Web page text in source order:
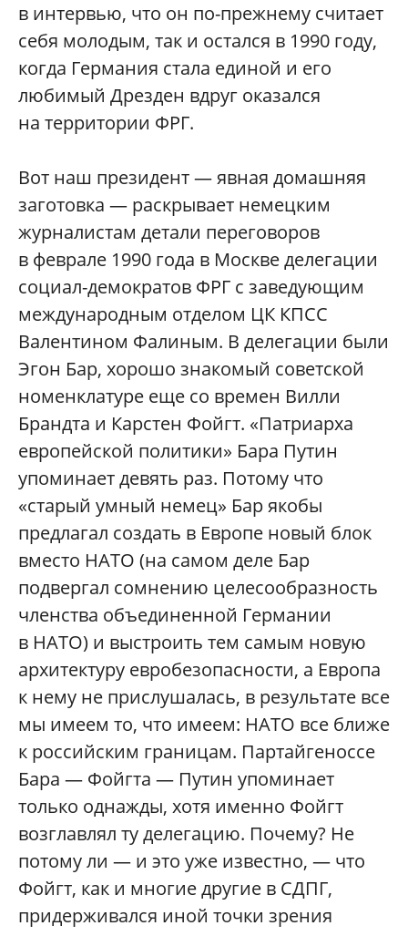
в интервью, что он по-прежнему считает
себя молодым, так и остался в 1990 году,
когда Германия стала единой и его
любимый Дрезден вдруг оказался
на территории ФРГ.
Вот наш президент — явная домашняя
заготовка — раскрывает немецким
журналистам детали переговоров
в феврале 1990 года в Москве делегации
социал-демократов ФРГ с заведующим
международным отделом ЦК КПСС
Валентином Фалиным. В делегации были
Эгон Бар, хорошо знакомый советской
номенклатуре еще со времен Вилли
Брандта и Карстен Фойгт. «Патриарха
европейской политики» Бара Путин
упоминает девять раз. Потому что
«старый умный немец» Бар якобы
предлагал создать в Европе новый блок
вместо НАТО (на самом деле Бар
подвергал сомнению целесообразность
членства объединенной Германии
в НАТО) и выстроить тем самым новую
архитектуру евробезопасности, а Европа
к нему не прислушалась, в результате все
мы имеем то, что имеем: НАТО все ближе
к российским границам. Партайгеноссе
Бара — Фойгта — Путин упоминает
только однажды, хотя именно Фойгт
возглавлял ту делегацию. Почему? Не
потому ли — и это уже известно, — что
Фойгт, как и многие другие в СДПГ,
придерживался иной точки зрения